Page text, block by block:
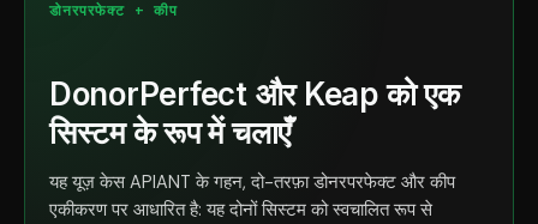
डोनरपरफेक्ट + कीप
DonorPerfect और Keap को एक
सिस्टम के रूप में चलाएँ
यह यूज़ केस APIANT के गहन, दो-तरफ़ा डोनरपरफेक्ट और कीप
एकीकरण पर आधारित है: यह दोनों सिस्टम को स्वचालित रूप से